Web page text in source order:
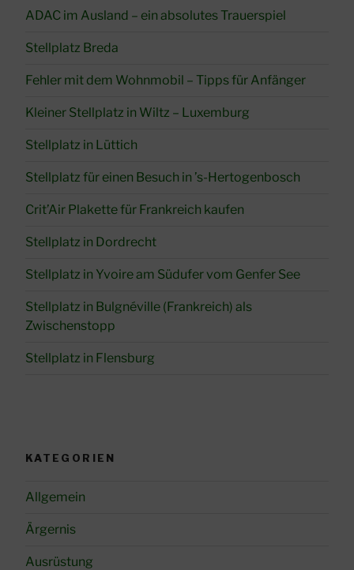
ADAC im Ausland – ein absolutes Trauerspiel
Stellplatz Breda
Fehler mit dem Wohnmobil – Tipps für Anfänger
Kleiner Stellplatz in Wiltz – Luxemburg
Stellplatz in Lüttich
Stellplatz für einen Besuch in ’s-Hertogenbosch
Crit’Air Plakette für Frankreich kaufen
Stellplatz in Dordrecht
Stellplatz in Yvoire am Südufer vom Genfer See
Stellplatz in Bulgnéville (Frankreich) als
Zwischenstopp
Stellplatz in Flensburg
KATEGORIEN
Allgemein
Ärgernis
Ausrüstung